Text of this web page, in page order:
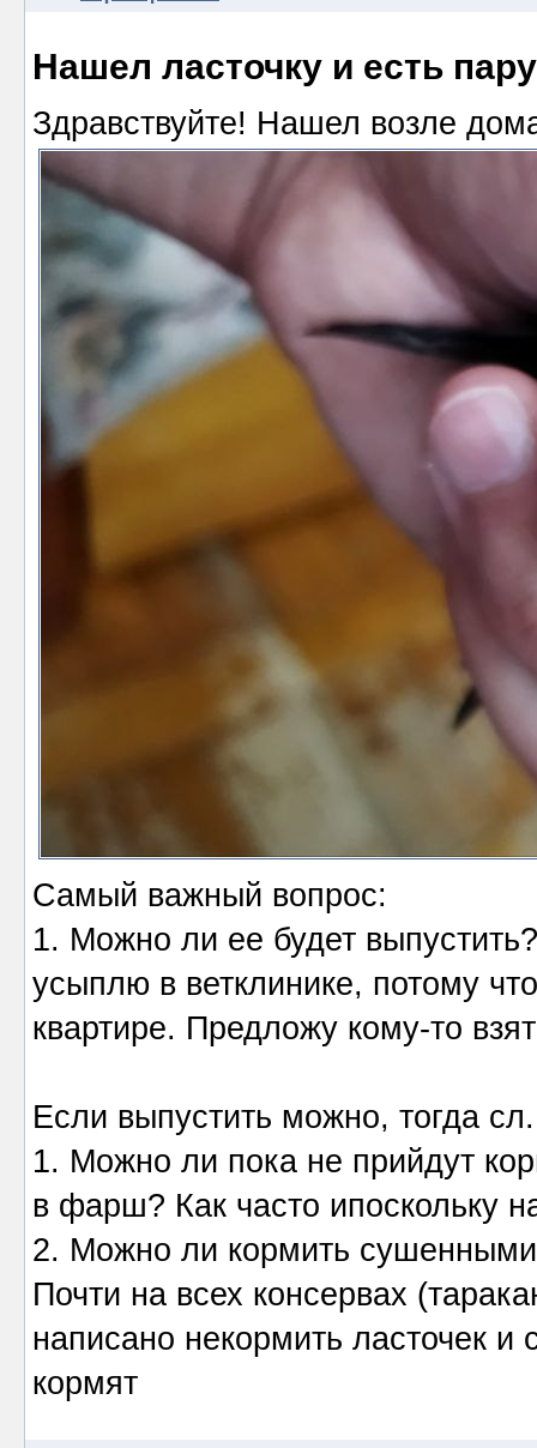
Нашел ласточку и есть
Здравствуйте! Нашел возле
Самый важный вопрос:
1. Можно ли ее будет
усыплю в ветклинике, потому
квартире. Предложу кому-то
Если выпустить можно, тогда
1. Можно ли пока не прийдут
в фарш? Как часто ипоскольку
2. Можно ли кормить
Почти на всех консервах
написано некормить ласточек
кормят